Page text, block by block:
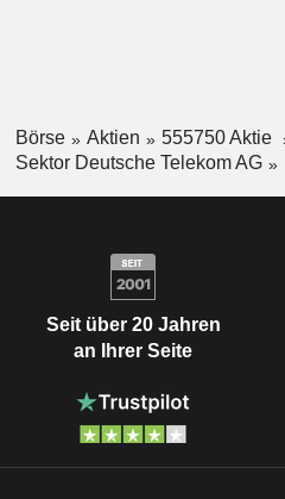
Börse Aktien
555750 Aktie
Sektor Deutsche Telekom AG
Seit über 20 Jahren
an Ihrer Seite